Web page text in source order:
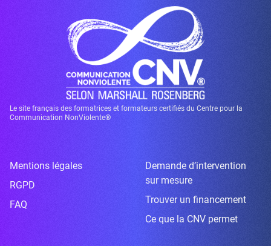
Le site français des formatrices et formateurs certifiés du Centre pour la
Communication NonViolente®
Mentions légales
RGPD
FAQ
Demande d’intervention
sur mesure
Trouver un financement
Ce que la CNV permet